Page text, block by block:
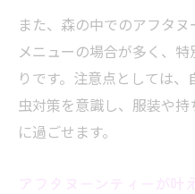
静かな森のカフ
験
贅沢な空間を楽
すすめ
また、森の中でのアフタ
メニューの場合が多く、
りです。注意点としては
虫対策を意識し、服装や
に過ごせます。